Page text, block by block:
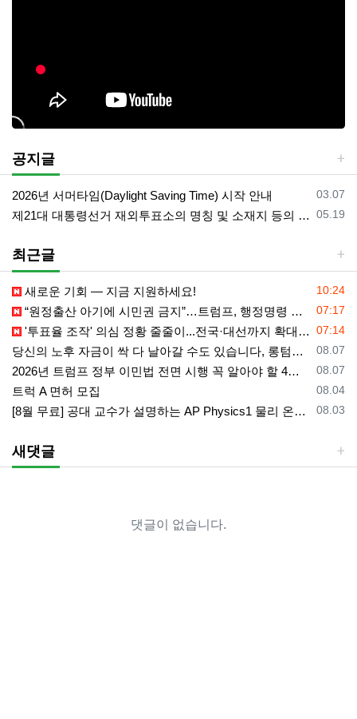
공지글
등록일
03.07
2026년 서머타임(Daylight Saving Time) 시작 안내
등록일
05.19
제21대 대통령선거 재외투표소의 명칭 및 소재지 등의 공고/올랜도 제외 투표소
최근글
등록일
10:24
새로운 기회 — 지금 지원하세요!
등록일
07:17
“원정출산 아기에 시민권 금지”…트럼프, 행정명령 서명
등록일
07:14
'투표율 조작' 의심 정황 줄줄이...전국·대선까지 확대되나
등록일
08.07
당신의 노후 자금이 싹 다 날아갈 수도 있습니다, 롱텀케어 준비 하기
등록일
08.07
2026년 트럼프 정부 이민법 전면 시행 꼭 알아야 할 4가지!!
등록일
08.04
트럭 A 면허 모집
등록일
08.03
[8월 무료] 공대 교수가 설명하는 AP Physics1 물리 온라인 강의
새댓글
댓글이 없습니다.